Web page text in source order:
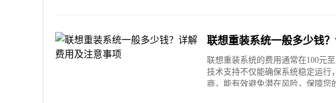
联想重装系统一般多少钱
联想重装系统的费用通常在100元
技术支持不仅能确保系统稳定运行
商，能有效避免潜在风险，保障您